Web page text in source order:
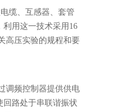
缆、互感器、套管
用这一技术采用16
高压实验的规程和要
调频控制器提供供电
回路处于串联谐振状